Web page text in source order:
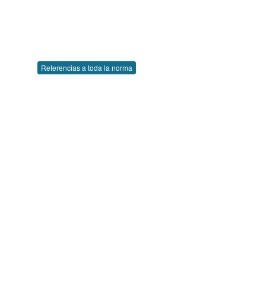
Referencias a toda la norma